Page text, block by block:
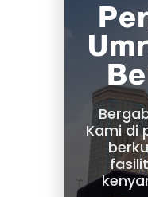
Kami di